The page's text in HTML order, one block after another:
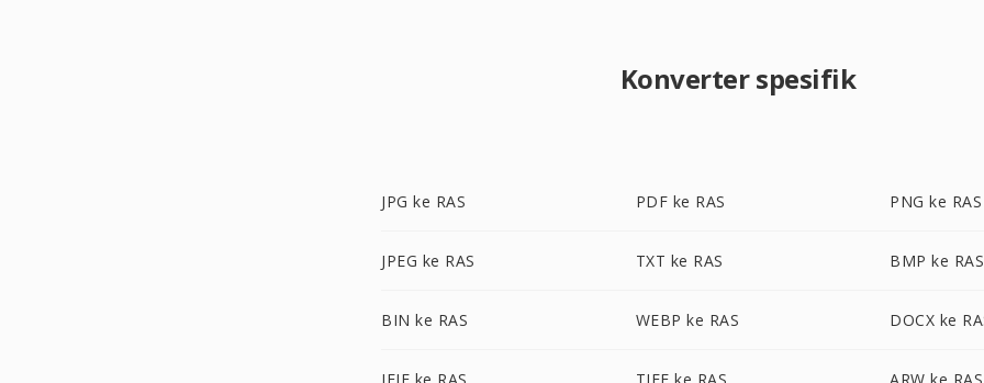
Konverter spesifik
JPG ke RAS PDF ke RAS PNG ke RAS
JPEG ke RAS TXT ke RAS BMP ke RAS
BIN ke RAS WEBP ke RAS DOCX ke